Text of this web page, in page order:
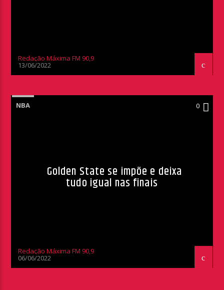
Redação Máxima FM 90,9
13/06/2022
NBA 0
Golden State se impõe e deixa
tudo igual nas finais
Redação Máxima FM 90,9
06/06/2022